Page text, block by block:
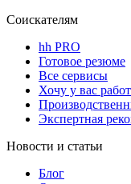
Соискателям
hh PRO
Готовое резюме
Все сервисы
Хочу у вас
Экспертная
Новости и статьи
Блог